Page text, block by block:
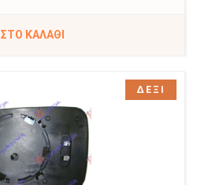
ΣΤΟ ΚΑΛΆΘΙ
ΔΕΞΙ